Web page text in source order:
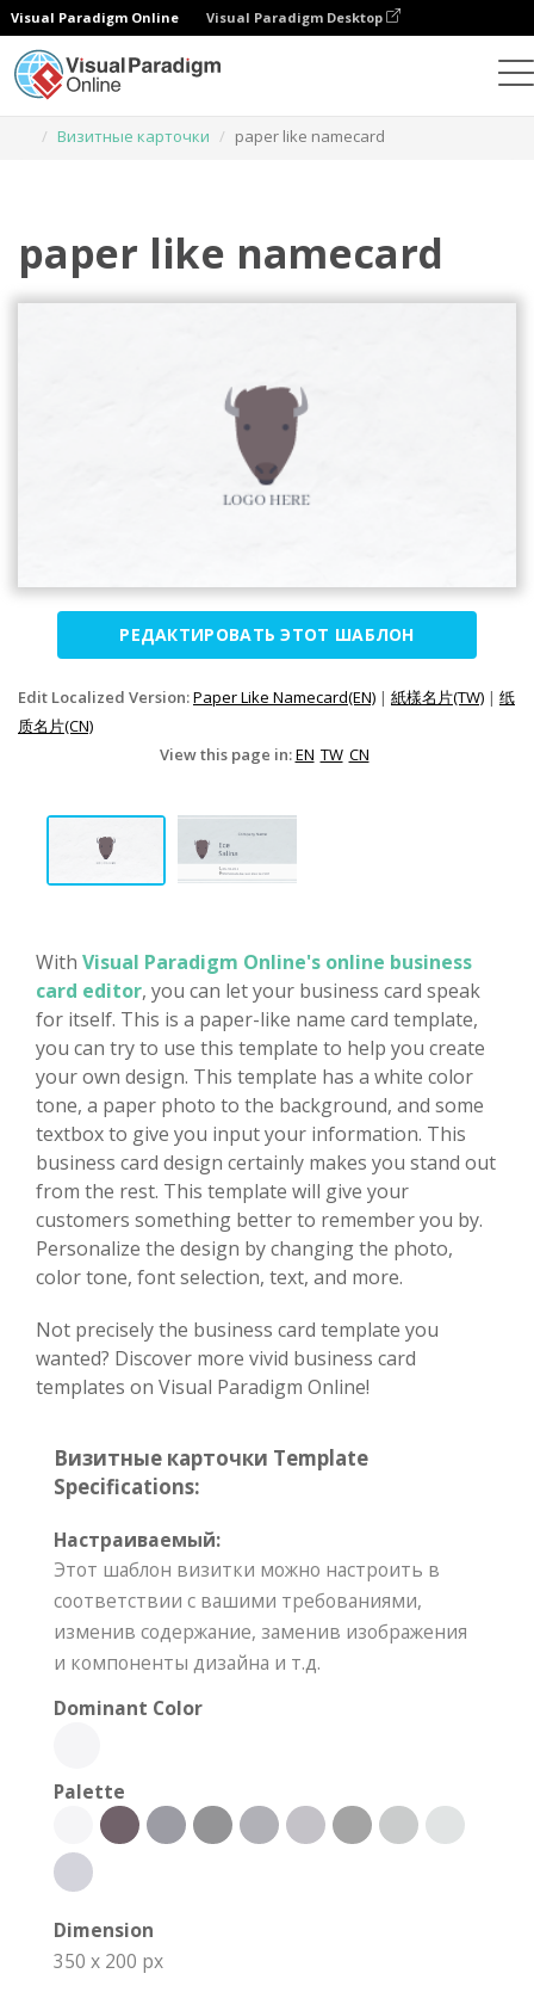
Visual Paradigm Online Visual Paradigm Desktop
Визитные карточки
paper like namecard
paper like namecard
РЕДАКТИРОВАТЬ ЭТОТ ШАБЛОН
Edit Localized Version:Paper Like Namecard(EN) | 紙樣名片(TW) | 纸
质名片(CN)
View this page in:EN TW CN
With Visual Paradigm Online's online business
card editor, you can let your business card speak
for itself. This is a paper-like name card template,
you can try to use this template to help you create
your own design. This template has a white color
tone, a paper photo to the background, and some
textbox to give you input your information. This
business card design certainly makes you stand out
from the rest. This template will give your
customers something better to remember you by.
Personalize the design by changing the photo,
color tone, font selection, text, and more.
Not precisely the business card template you
wanted? Discover more vivid business card
templates on Visual Paradigm Online!
Визитные карточки Template
Specifications:
Настраиваемый:
Этот шаблон визитки можно настроить в
соответствии с вашими требованиями,
изменив содержание, заменив изображения
и компоненты дизайна и т.д.
Dominant Color
Palette
Dimension
350 x 200 px